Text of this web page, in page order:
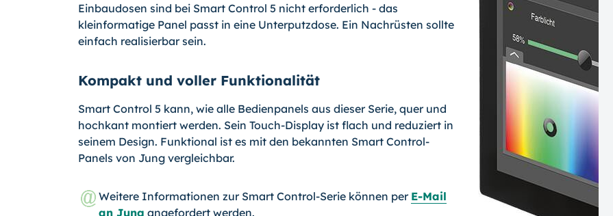
Einbaudosen sind bei Smart Control 5 nicht erforderlich - das
kleinformatige Panel passt in eine Unterputzdose. Ein Nachrüsten sollte
einfach realisierbar sein.
Kompakt und voller Funktionalität
Smart Control 5 kann, wie alle Bedienpanels aus dieser Serie, quer und
hochkant montiert werden. Sein Touch-Display ist flach und reduziert in
seinem Design. Funktional ist es mit den bekannten Smart Control-
Panels von Jung vergleichbar.
Weitere Informationen zur Smart Control-Serie können per E-Mail
an Jung angefordert werden.